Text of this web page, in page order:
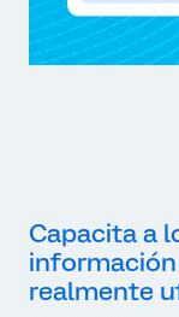
Capacita a
realmente